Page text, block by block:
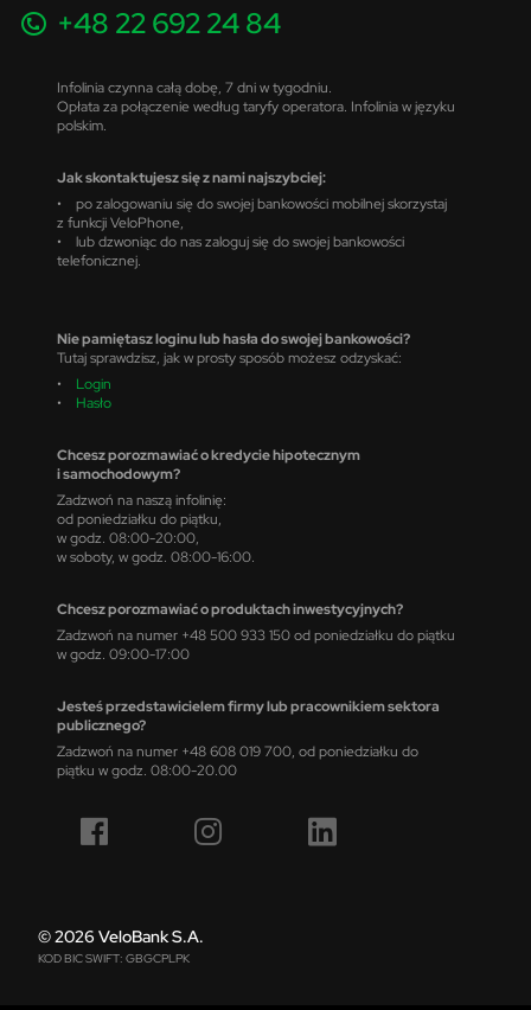
+48 22 692 24 84
Infolinia czynna całą dobę, 7 dni w tygodniu.
Opłata za połączenie według taryfy operatora. Infolinia w języku
polskim.
Jak skontaktujesz się z nami najszybciej:
• po zalogowaniu się do swojej bankowości mobilnej skorzystaj
z funkcji VeloPhone,
• lub dzwoniąc do nas zaloguj się do swojej bankowości
telefonicznej.
Nie pamiętasz loginu lub hasła do swojej bankowości?
Tutaj sprawdzisz, jak w prosty sposób możesz odzyskać:
• Login
• Hasło
Chcesz porozmawiać o kredycie hipotecznym
i samochodowym?
Zadzwoń na naszą infolinię:
od poniedziałku do piątku,
w godz. 08:00-20:00,
w soboty, w godz. 08:00-16:00.
Chcesz porozmawiać o produktach inwestycyjnych?
Zadzwoń na numer +48 500 933 150 od poniedziałku do piątku
w godz. 09:00-17:00
Jesteś przedstawicielem firmy lub pracownikiem sektora
publicznego?
Zadzwoń na numer +48 608 019 700, od poniedziałku do
piątku w godz. 08:00-20.00
© 2026 VeloBank S.A.
KOD BIC SWIFT: GBGCPLPK